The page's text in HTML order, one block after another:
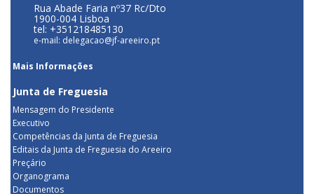
Rua Abade Faria nº37 Rc/Dto
1900-004 Lisboa
tel: +351218485130
e-mail: delegacao@jf-areeiro.pt
Mais Informações
Junta de Freguesia
Mensagem do Presidente
Executivo
Competências da Junta de Freguesia
Editais da Junta de Freguesia do Areeiro
Preçário
Organograma
Documentos